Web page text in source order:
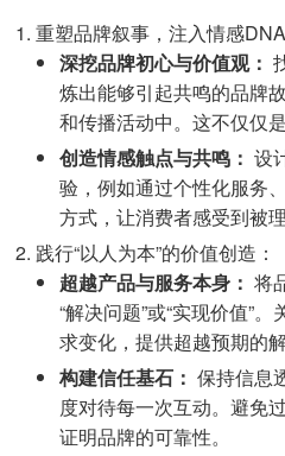
重塑品牌叙事，注入情感DNA
深挖品牌初心与价值观：
炼出能够引起共鸣的品牌
和传播活动中。这不仅仅
创造情感触点与共鸣： 设
验，例如通过个性化服务
方式，让消费者感受到被
践行“以人为本”的价值创造：
超越产品与服务本身： 将
“解决问题”或“实现价值”
求变化，提供超越预期的解
构建信任基石： 保持信息
度对待每一次互动。避免
证明品牌的可靠性。